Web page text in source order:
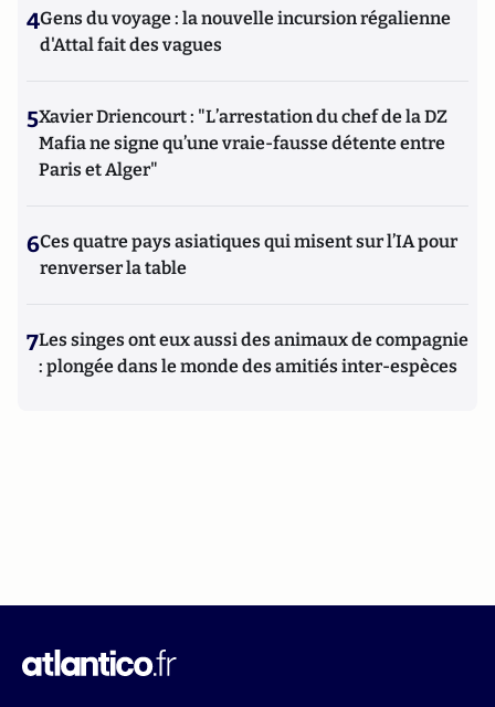
4Gens du voyage : la nouvelle incursion régalienne
d'Attal fait des vagues
5Xavier Driencourt : "L’arrestation du chef de la DZ
Mafia ne signe qu’une vraie-fausse détente entre
Paris et Alger"
6Ces quatre pays asiatiques qui misent sur l’IA pour
renverser la table
7Les singes ont eux aussi des animaux de compagnie
: plongée dans le monde des amitiés inter-espèces